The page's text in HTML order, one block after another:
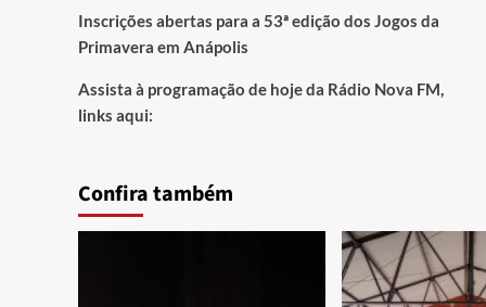
Inscrições abertas para a 53ª edição dos Jogos da
Primavera em Anápolis
Assista à programação de hoje da Rádio Nova FM,
links aqui:
Confira também